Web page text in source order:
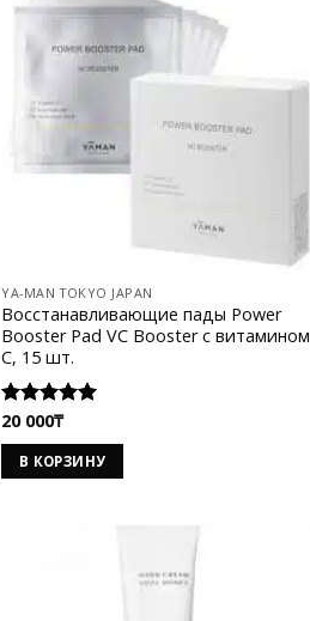
YA-MAN TOKYO JAPAN
Восстанавливающие пады Power
Booster Pad VC Booster с витамином
C, 15 шт.
Оценка
20 000₸
В КОРЗИНУ